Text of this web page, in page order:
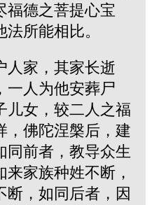
福德之菩提心宝
所能相比。
人家，其家长逝
一人为他安葬尸
儿女，较二人之福
，佛陀涅槃后，建
同前者，教导众生
家族种姓不断，
断，如同后者，因